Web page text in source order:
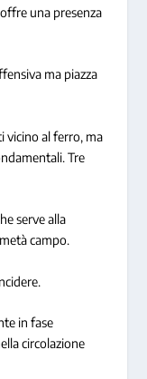
una presenza
ma piazza
vicino al ferro, ma
Tre
serve alla
campo.
in fase
circolazione